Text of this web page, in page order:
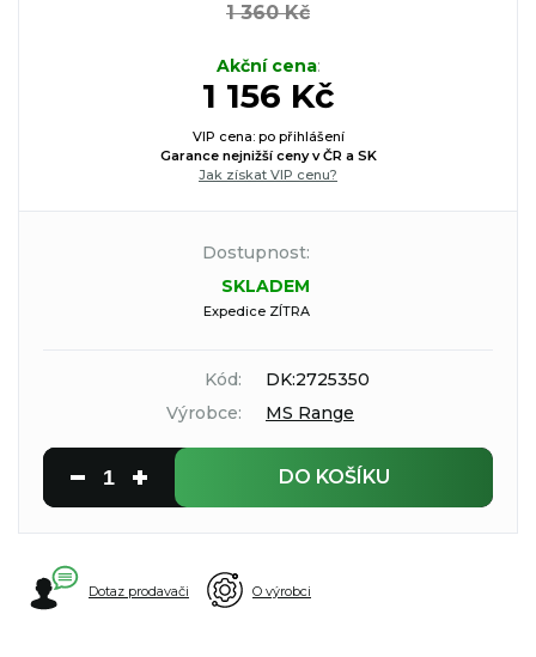
1 360 Kč
Akční cena:
1 156 Kč
VIP cena: po přihlášení
Garance nejnižší ceny v ČR a SK
Jak získat VIP cenu?
Dostupnost:
SKLADEM
Expedice ZÍTRA
Kód:
DK:2725350
Výrobce:
MS Range
DO KOŠÍKU
Dotaz prodavači O výrobci